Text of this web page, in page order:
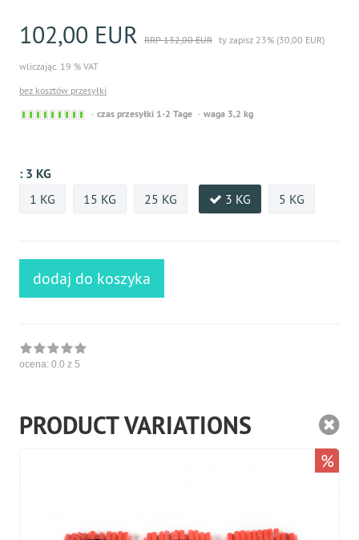
102,00 EUR RRP 132,00 EUR ty zapisz 23% (30,00 EUR)
wliczając. 19 % VAT
bez kosztów przesyłki
Sofort
czas przesyłki 1-2 Tage waga 3,2 kg
: 3 KG
1 KG 15 KG 25 KG 3 KG 5 KG
dodaj do koszyka
ocena: 0.0 z 5
PRODUCT VARIATIONS
%